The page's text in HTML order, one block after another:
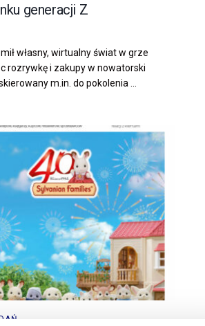
generacji Z
własny, wirtualny świat w grze
rozrywkę i zakupy w nowatorski
m.in. do pokolenia ...